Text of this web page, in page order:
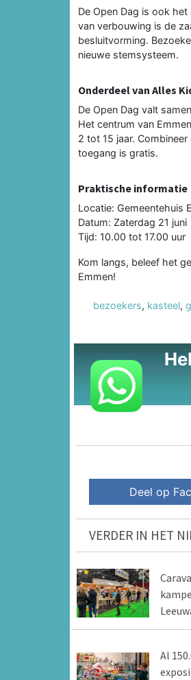
De Open Dag is ook
van verbouwing is de
besluitvorming.
nieuwe stemsysteem.
Onderdeel van Alles
De Open Dag valt
Het centrum van
2 tot 15 jaar.
toegang is gratis.
Praktische informatie
Locatie: Gemeentehuis
Datum: Zaterdag 21 juni
Tijd: 10.00 tot 17.00 uur
Kom langs, beleef het
Emmen!
bezoekers, kasteel,
Deel op
VERDER IN HET
Al